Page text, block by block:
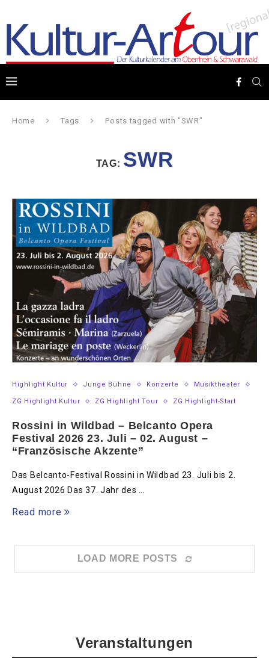
Home Tags Posts tagged with "SWR"
TAG: SWR
Highlight Kultur Junge Bühne Konzerte Musiktheater
ZG Highlight Kultur ZG Highlight Tour ZG Highlight-Start
Rossini in Wildbad – Belcanto Opera
Festival 2026 23. Juli – 02. August –
“Französische Akzente”
Das Belcanto-Festival Rossini in Wildbad 23. Juli bis 2.
August 2026 Das 37. Jahr des …
Read more
LOAD MORE POSTS
Veranstaltungen